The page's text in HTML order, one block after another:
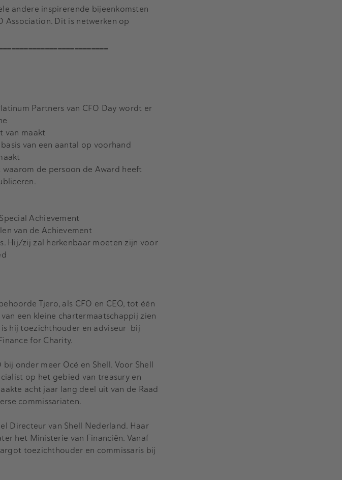
andere inspirerende bijeenkomsten
Association. Dit is netwerken op
Partners van CFO Day wordt er
van maakt
van een aantal op voorhand
de persoon de Award heeft
Achievement
van de Achievement
Hij/zij zal herkenbaar moeten zijn voor
Tjero, als CFO en CEO, tot één
een kleine chartermaatschappij zien
hij toezichthouder en adviseur bij
for Charity.
onder meer Océ en Shell. Voor Shell
op het gebied van treasury en
acht jaar lang deel uit van de Raad
commissariaten.
Directeur van Shell Nederland. Haar
het Ministerie van Financiën. Vanaf
toezichthouder en commissaris bij